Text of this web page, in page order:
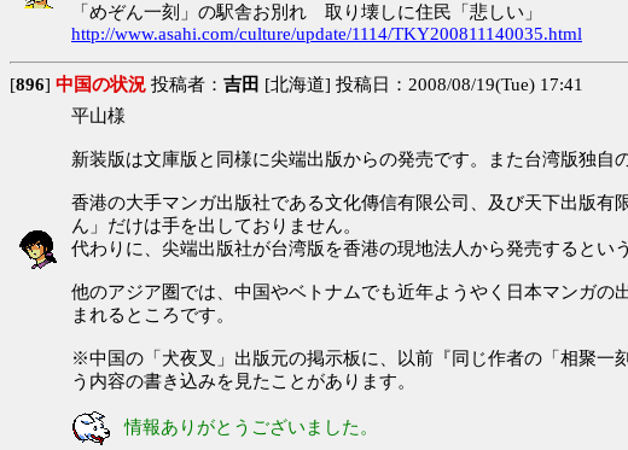
「めぞん一刻」の駅舎お別れ 取り壊しに住民「悲しい」
http://www.asahi.com/culture/update/1114/TKY200811140035.html
[896] 中国の状況 投稿者： 吉田 [北海道] 投稿日：2008/08/19(Tue) 17:41
平山様
新装版は文庫版と同様に尖端出版からの発売です。また台湾版独自
香港の大手マンガ出版社である文化傳信有限公司、及び天下出版
ん」だけは手を出しておりません。
代わりに、尖端出版社が台湾版を香港の現地法人から発売するとい
他のアジア圏では、中国やベトナムでも近年ようやく日本マンガ
まれるところです。
※中国の「犬夜叉」出版元の掲示板に、以前『同じ作者の「相聚一
う内容の書き込みを見たことがあります。
情報ありがとうございました。